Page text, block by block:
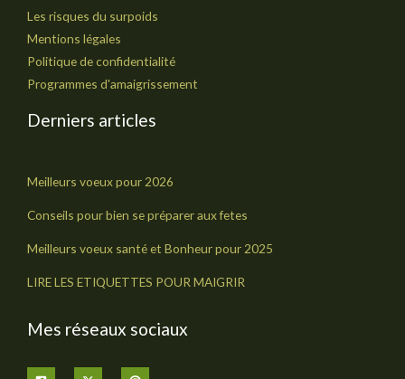
Les risques du surpoids
Mentions légales
Politique de confidentialité
Programmes d'amaigrissement
Derniers articles
Meilleurs voeux pour 2026
Conseils pour bien se préparer aux fetes
Meilleurs voeux santé et Bonheur pour 2025
LIRE LES ETIQUETTES POUR MAIGRIR
Mes réseaux sociaux